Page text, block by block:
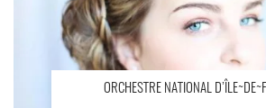
ORCHESTRE NATIONAL